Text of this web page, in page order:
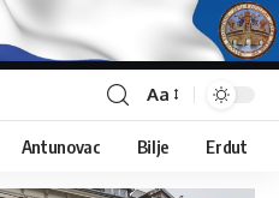
Aa
Antunovac Bilje Erdut